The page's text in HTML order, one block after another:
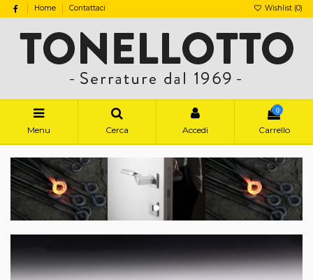
Home Contattaci Wishlist (0)
Menu Cerca Accedi
0
Carrello